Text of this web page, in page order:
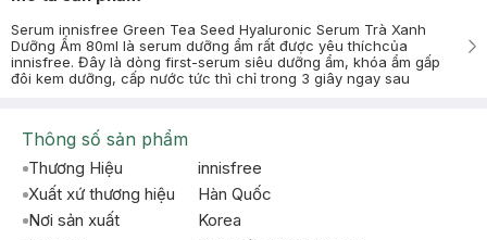
Serum innisfree Green Tea Seed Hyaluronic Serum Trà Xanh
Dưỡng Ẩm 80ml là serum dưỡng ẩm rất được yêu thíchcủa
innisfree. Đây là dòng first-serum siêu dưỡng ẩm, khóa ẩm gấp
đôi kem dưỡng, cấp nước tức thì chỉ trong 3 giây ngay sau
Thông số sản phẩm
Thương Hiệu
innisfree
Xuất xứ thương hiệu
Hàn Quốc
Nơi sản xuất
Korea